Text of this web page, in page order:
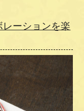
ーションを楽